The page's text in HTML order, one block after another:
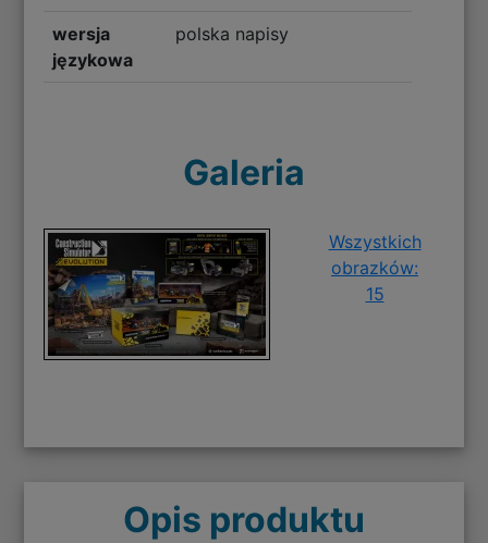
wersja
językowa
polska napisy
Galeria
Wszystkich
obrazków:
15
Opis produktu